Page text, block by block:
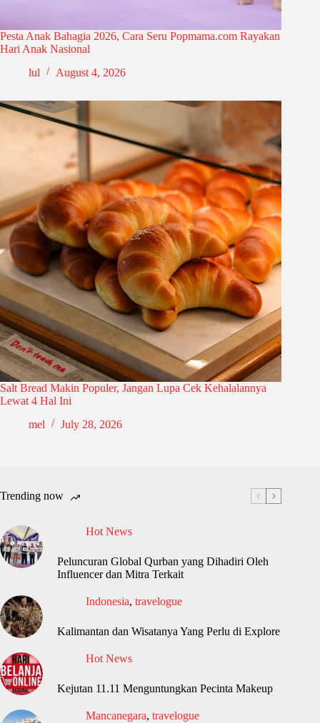
Pesta Anak Bahagia 2026, Cara Seru Popmama.com Rayakan
Hari Anak Nasional
lul
August 4, 2026
Salt Bread Makin Populer, Jangan Lupa Cek Kehalalannya
Lewat 4 Hal Ini
mel
July 28, 2026
Trending now
Hot News
Peluncuran Global Qurban yang Dihadiri Oleh
Influencer dan Mitra Terkait
Indonesia, travelogue
Kalimantan dan Wisatanya Yang Perlu di Explore
Hot News
Kejutan 11.11 Menguntungkan Pecinta Makeup
Mancanegara, travelogue